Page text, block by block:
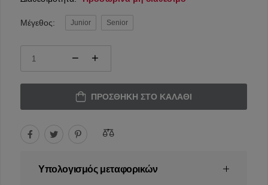
Μέγεθος: Junior Senior
ΠΡΟΣΘΉΚΗ ΣΤΟ ΚΑΛΆΘΙ
Υπολογισμός μεταφορικών